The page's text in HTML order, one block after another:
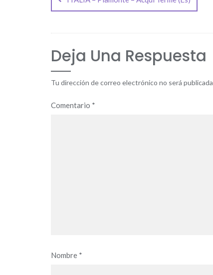
Deja Una Respuesta
Tu dirección de correo electrónico no será
Comentario *
Nombre *